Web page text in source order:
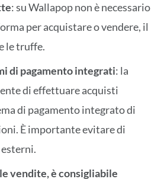
: su Wallapop non è necessario
per acquistare o vendere, il
le truffe.
di pagamento integrati: la
di effettuare acquisti
di pagamento integrato di
È importante evitare di
vendite, è consigliabile